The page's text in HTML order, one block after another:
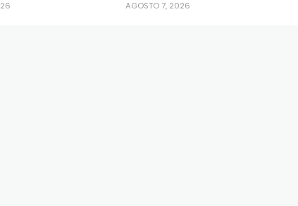
AGOSTO 7, 2026